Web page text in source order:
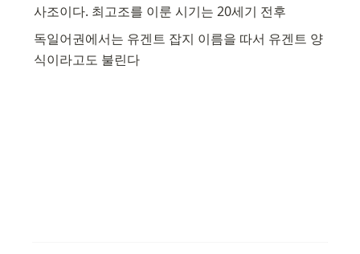
사조이다. 최고조를 이룬 시기는 20세기 전후
독일어권에서는 유겐트 잡지 이름을 따서 유겐트 양
식이라고도 불린다